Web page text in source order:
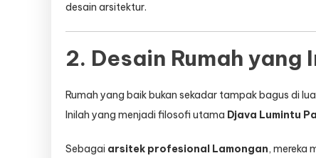
desain arsitektur.
2. Desain Rumah
Rumah yang baik bukan sekadar tampak bagus di
Inilah yang menjadi filosofi utama Djava Lumintu
Sebagai arsitek profesional Lamongan, mereka